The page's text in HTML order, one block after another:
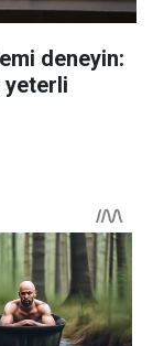
deneyin:
yeterli